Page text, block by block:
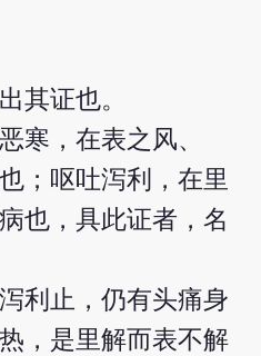
其证也。
寒，在表之风、
；呕吐泻利，在里
也，具此证者，名
利止，仍有头痛身
，是里解而表不解